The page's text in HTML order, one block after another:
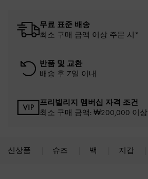
무료 표준 배송
최소 구매 금액 이상 주문 시*
반품 및 교환
배송 후 7일 이내
프리빌리지 멤버십 자격 조건
최소 구매 금액: ₩200,000 이상
신상품 슈즈 백 지갑